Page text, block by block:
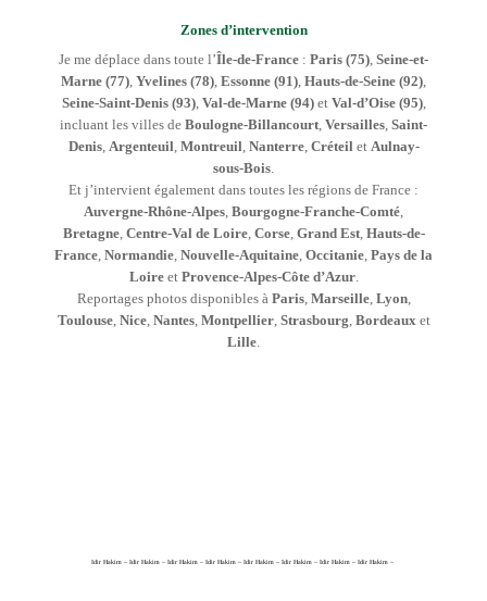
Zones d’intervention
Je me déplace dans toute l’Île-de-France : Paris (75) Seine-et-
Marne (77) Yvelines (78) Essonne (91) Hauts-de-Seine (92)
Seine-Saint-Denis (93), Val-de-Marne (94)et Val-d’Oise (95),
incluant les villes de Boulogne-Billancourt Versailles Saint-
Denis, Argenteuil Montreuil Nanterre, Créteil et Aulnay-
sous-Bois
Et j’intervient également dans toutes les régions de France :
Auvergne-Rhône-Alpes Bourgogne-Franche-Comté
Bretagne, Centre-Val de Loire, Corse, Grand Est, Hauts-de-
France Normandie Nouvelle-Aquitaine Occitanie Pays de la
Loireet Provence-Alpes-Côte d’Azur.
Reportages photos disponibles à Paris, Marseille, Lyon,
Toulouse, Nice, Nantes, Montpellier, Strasbourg Bordeaux et
Lille
Idir Hakim – Idir Hakim – Idir Hakim – Idir Hakim – Idir Hakim – Idir Hakim – Idir Hakim – Idir Hakim –